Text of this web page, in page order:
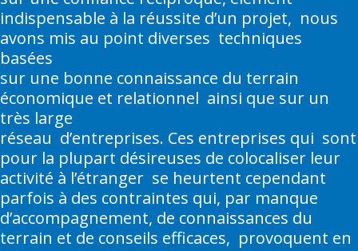
indispensable à la réussite d’un projet, nous
avons mis au point diverses techniques
basées
sur une bonne connaissance du terrain
économique et relationnel ainsi que sur un
très large
réseau d’entreprises. Ces entreprises qui sont
pour la plupart désireuses de colocaliser leur
activité à l’étranger se heurtent cependant
parfois à des contraintes qui, par manque
d’accompagnement, de connaissances du
terrain et de conseils efficaces, provoquent en